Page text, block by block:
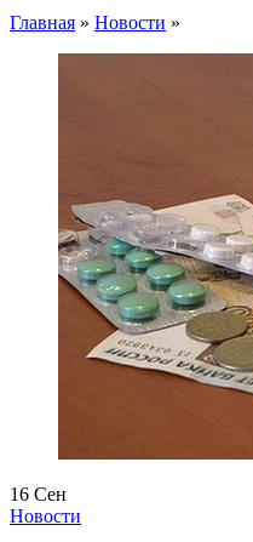
Главная » Новости »
16 Сен
Новости